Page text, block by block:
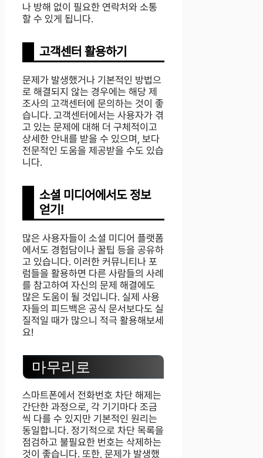
나 방해 없이 필요한 연락처와 소통
할 수 있게 됩니다.
고객센터 활용하기
문제가 발생했거나 기본적인 방법으
로 해결되지 않는 경우에는 해당 제
조사의 고객센터에 문의하는 것이 좋
습니다. 고객센터에서는 사용자가 겪
고 있는 문제에 대해 더 구체적이고
상세한 안내를 받을 수 있으며, 보다
전문적인 도움을 제공받을 수도 있습
니다.
소셜 미디어에서도 정보
얻기!
많은 사용자들이 소셜 미디어 플랫폼
에서도 경험담이나 꿀팁 등을 공유하
고 있습니다. 이러한 커뮤니티나 포
럼들을 활용하면 다른 사람들의 사례
를 참고하여 자신의 문제 해결에도
많은 도움이 될 것입니다. 실제 사용
자들의 피드백은 공식 문서보다도 실
질적일 때가 많으니 적극 활용해보세
요!
마무리로
스마트폰에서 전화번호 차단 해제는
간단한 과정으로, 각 기기마다 조금
씩 다를 수 있지만 기본적인 원리는
동일합니다. 정기적으로 차단 목록을
점검하고 불필요한 번호는 삭제하는
것이 좋습니다. 또한, 문제가 발생했